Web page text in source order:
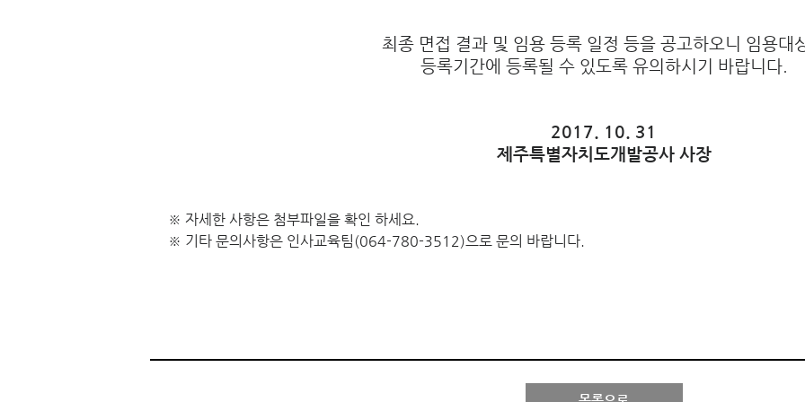
최종 면접 결과 및 임용 등록 일정 등을 공고하오니 임용대
등록기간에 등록될 수 있도록 유의하시기 바랍니다.
2017. 10. 31
제주특별자치도개발공사 사장
※ 자세한 사항은 첨부파일을 확인 하세요.
※ 기타 문의사항은 인사교육팀(064-780-3512)으로 문의 바랍니다.